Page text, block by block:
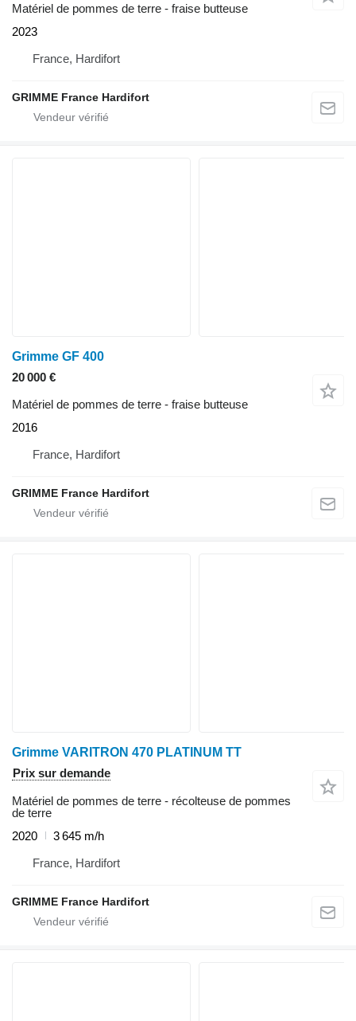
Matériel de pommes de terre - fraise butteuse
2023
France, Hardifort
GRIMME France Hardifort
Grimme GF 400
20 000 €
Matériel de pommes de terre - fraise butteuse
2016
France, Hardifort
GRIMME France Hardifort
Grimme VARITRON 470 PLATINUM TT
Prix sur demande
Matériel de pommes de terre - récolteuse de pommes
de terre
2020
3 645 m/h
France, Hardifort
GRIMME France Hardifort